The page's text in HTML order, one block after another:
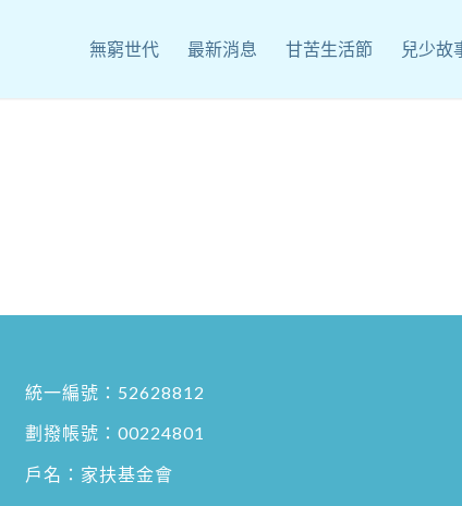
無窮世代 最新消息 甘苦生活節 兒少故
統一編號：52628812
劃撥帳號：00224801
戶名：家扶基金會